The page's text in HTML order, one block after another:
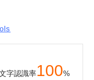
字認識率100%